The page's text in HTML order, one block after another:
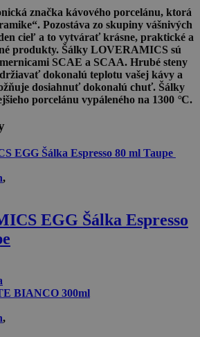
značka kávového porcelánu, ktorá
Pozostáva zo skupiny vášnivých
cieľ a to vytvárať krásne, praktické a
produkty. Šálky LOVERAMICS sú
SCAE a SCAA. Hrubé steny
dokonalú teplotu vašej kávy a
dosiahnuť dokonalú chuť. Šálky
porcelánu vypáleného na 1300 °C.
,
EGG Šálka Espresso
,